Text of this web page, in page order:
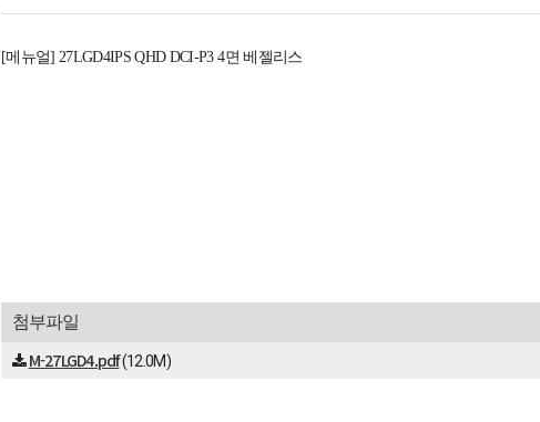
[메뉴얼] 27LGD4IPS QHD DCI-P3 4면 베젤리스
첨부파일
M-27LGD4.pdf(12.0M)